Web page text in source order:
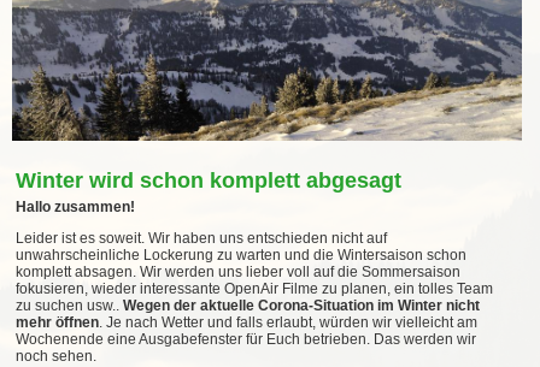
Winter wird schon komplett abgesagt
Hallo zusammen!
Leider ist es soweit. Wir haben uns entschieden nicht auf
unwahrscheinliche Lockerung zu warten und die Wintersaison schon
komplett absagen. Wir werden uns lieber voll auf die Sommersaison
fokusieren, wieder interessante OpenAir Filme zu planen, ein tolles Team
zu suchen usw.. Wegen der aktuelle Corona-Situation im Winter nicht
mehr öffnen. Je nach Wetter und falls erlaubt, würden wir vielleicht am
Wochenende eine Ausgabefenster für Euch betrieben. Das werden wir
noch sehen.